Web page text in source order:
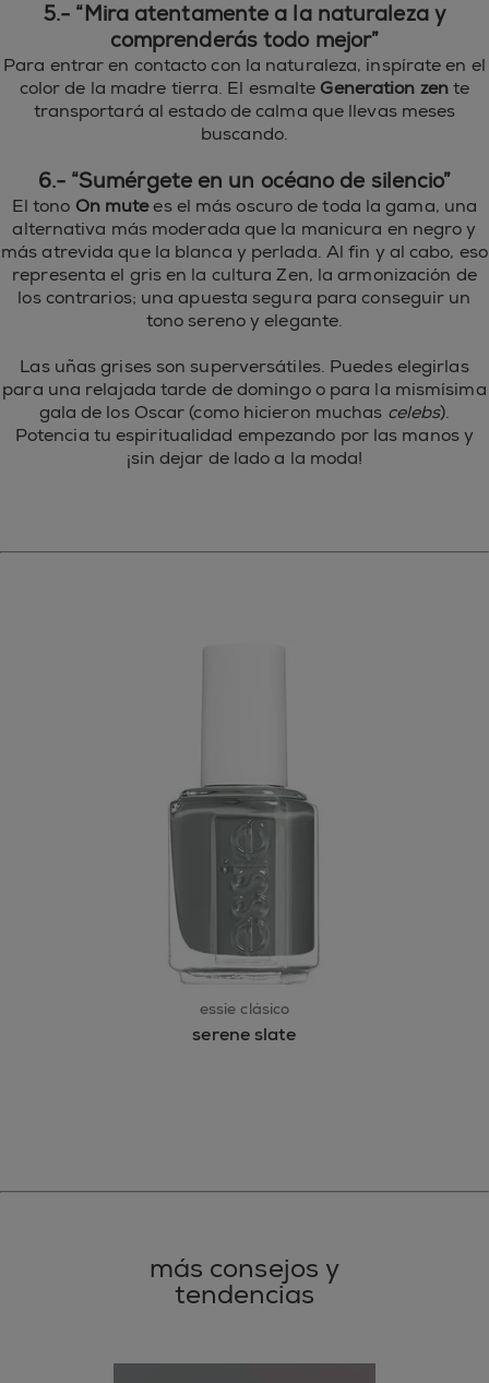
5.- “Mira atentamente a la naturaleza y
comprenderás todo mejor”
Para entrar en contacto con la naturaleza, inspírate en el
color de la madre tierra. El esmalte Generation zente
transportará al estado de calma que llevas meses
buscando.
6.- “Sumérgete en un océano de silencio”
El tono On mutees el más oscuro de toda la gama, una
alternativa más moderada que la manicura en negro y
más atrevida que la blanca y perlada. Al fin y al cabo, eso
representa el gris en la cultura Zen, la armonización de
los contrarios; una apuesta segura para conseguir un
tono sereno y elegante.
Las uñas grises son superversátiles. Puedes elegirlas
para una relajada tarde de domingo o para la mismísima
gala de los Oscar (como hicieron muchas celebs).
Potencia tu espiritualidad empezando por las manos y
¡sin dejar de lado a la moda!
essie clásico
serene slate
más consejos y
tendencias